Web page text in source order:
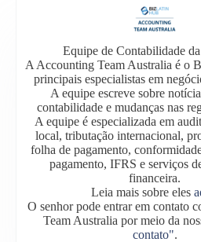
Equipe de Contabilidade
A Accounting Team Australia é o
principais especialistas em
A equipe escreve sobre
contabilidade e mudanças nas
A equipe é especializada em
local, tributação internacional,
folha de pagamento,
pagamento, IFRS e serviços
financeira.
Leia mais sobre eles
O senhor pode entrar em contato
Team Australia por meio da
contato".